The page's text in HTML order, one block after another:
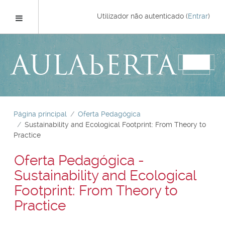
conteúdo
principal
Utilizador não autenticado (Entrar)
Página principal
Oferta Pedagógica
Sustainability and Ecological Footprint: From Theory to
Practice
Oferta Pedagógica -
Sustainability and Ecological
Footprint: From Theory to
Practice